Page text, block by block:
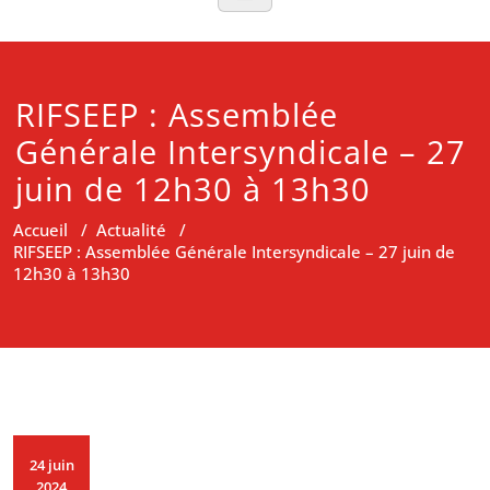
RIFSEEP : Assemblée
Générale Intersyndicale – 27
juin de 12h30 à 13h30
Accueil / Actualité /
RIFSEEP : Assemblée Générale Intersyndicale – 27 juin de
12h30 à 13h30
24 juin